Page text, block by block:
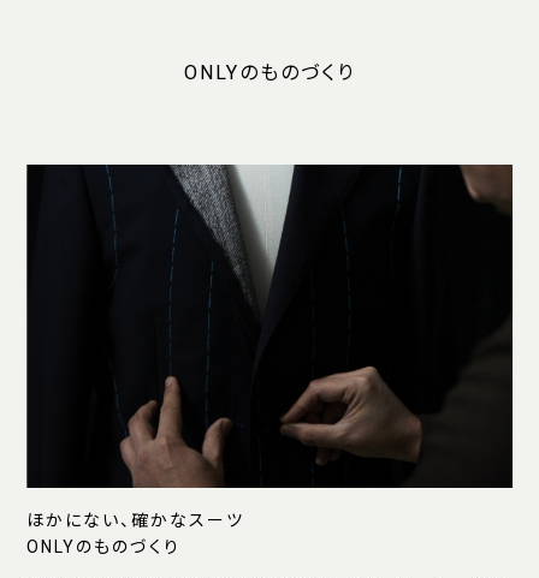
ONLYのものづくり
ほかにない、確かなスーツ
ONLYのものづくり